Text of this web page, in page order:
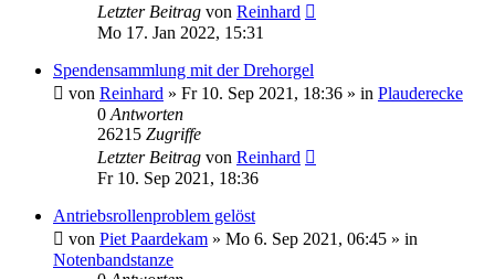
Letzter Beitrag von Reinhard
Mo 17. Jan 2022, 15:31
Spendensammlung mit der Drehorgel
von Reinhard » Fr 10. Sep 2021, 18:36 » in Plauderecke
0Antworten
26215 Zugriffe
Letzter Beitrag von Reinhard
Fr 10. Sep 2021, 18:36
Antriebsrollenproblem gelöst
von Piet Paardekam » Mo 6. Sep 2021, 06:45 » in
Notenbandstanze